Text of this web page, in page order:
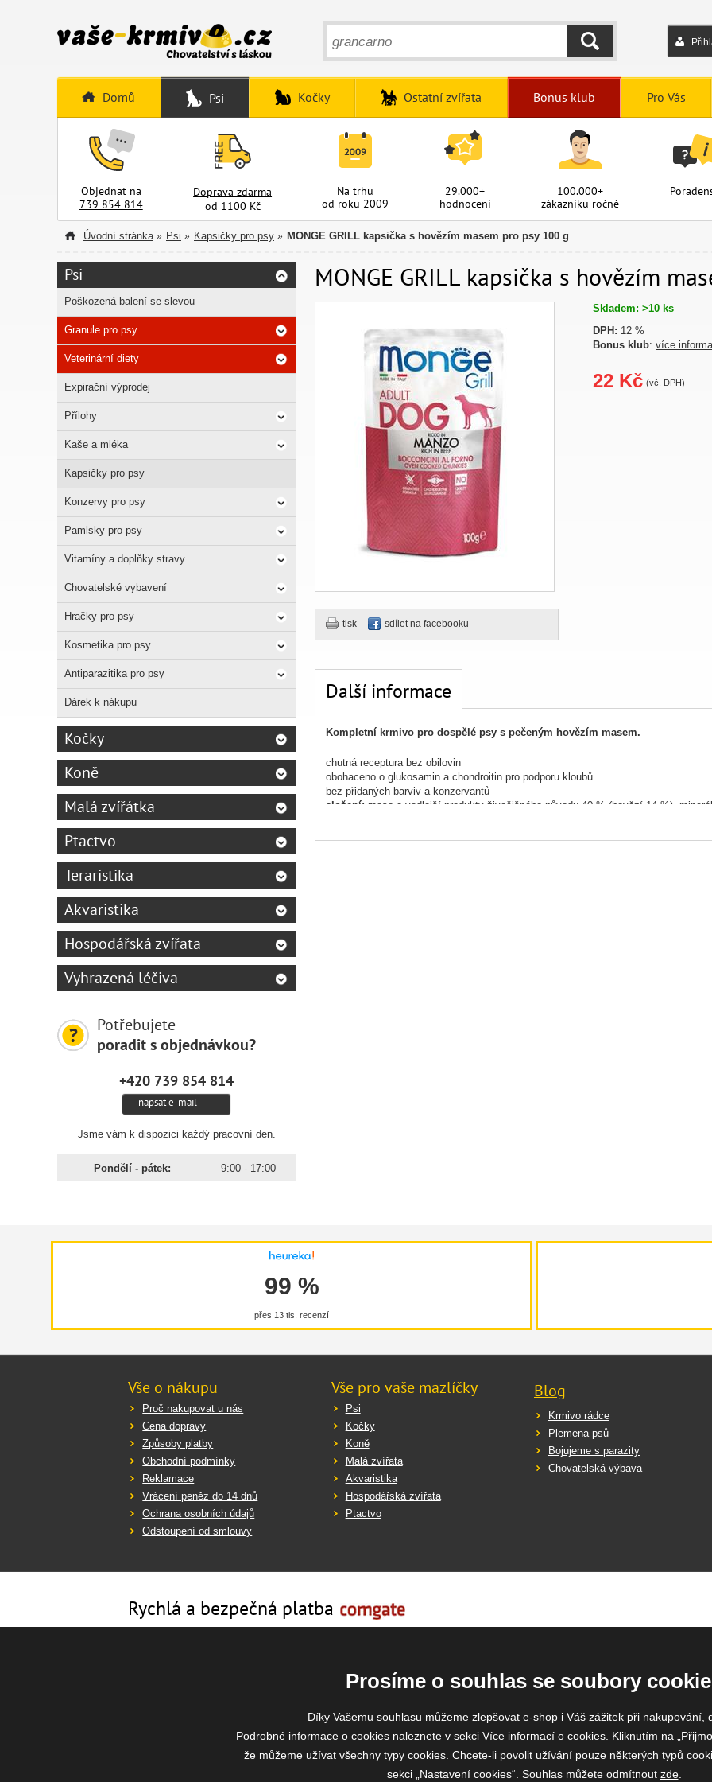
HLEDAT
Domů Psi Kočky Ostatní zvířata Bonus klub Pro Vás
Objednat na
739 854 814
Doprava zdarma
od 1100 Kč
Na trhu
od roku 2009
29.000+
hodnocení
100.000+
zákazníku ročně
Úvodní stránka » Psi » Kapsičky pro psy » MONGE GRILL kapsička s hovězím masem pro psy 100 g
MONGE GRILL kapsička s hovězím
tisk sdílet na facebooku
Skladem: >10 ks
DPH: 12 %
Bonus klub:více
22 Kč (vč. DPH)
Další informace
Kompletní krmivo pro dospělé psy s pečeným hovězím masem.
chutná receptura bez obilovin
obohaceno o glukosamin a chondroitin pro podporu kloubů
bez přidaných barviv a konzervantů
složení: maso a vedlejší produkty živočišného původu 40 % (hovězí 14 %),
Psi
Poškozená balení se slevou
Granule pro psy
Veterinární diety
Expirační výprodej
Přílohy
Kaše a mléka
Kapsičky pro psy
Konzervy pro psy
Pamlsky pro psy
Vitamíny a doplňky stravy
Chovatelské vybavení
Hračky pro psy
Kosmetika pro psy
Antiparazitika pro psy
Dárek k nákupu
Kočky
Koně
Malá zvířátka
Ptactvo
Teraristika
Akvaristika
Hospodářská zvířata
Vyhrazená léčiva
Potřebujete
poradit s objednávkou?
+420 739 854 814
napsat e-mail
Jsme vám k dispozici každý pracovní den.
Pondělí - pátek: 9:00 - 17:00
99 %
přes 13 tis. recenzí
Vše o nákupu
Proč nakupovat u nás
Cena dopravy
Způsoby platby
Obchodní podmínky
Reklamace
Vrácení peněz do 14 dnů
Ochrana osobních údajů
Odstoupení od smlouvy
Vše pro vaše mazlíčky
Psi
Kočky
Koně
Malá zvířata
Akvaristika
Hospodářská zvířata
Ptactvo
Blog
Krmivo rádce
Plemena psů
Bojujeme s parazity
Chovatelská výbava
Rychlá a bezpečná platba
Prosíme o souhlas se soubory
Díky Vašemu souhlasu můžeme zlepšovat e-shop i Váš zážitek při nakupování,
Podrobné informace o cookies naleznete v sekci Více informací o cookies. Kliknutím na
že můžeme užívat všechny typy cookies. Chcete-li povolit užívání pouze některých typů
sekci „Nastavení cookies“. Souhlas můžete odmítnout zde.